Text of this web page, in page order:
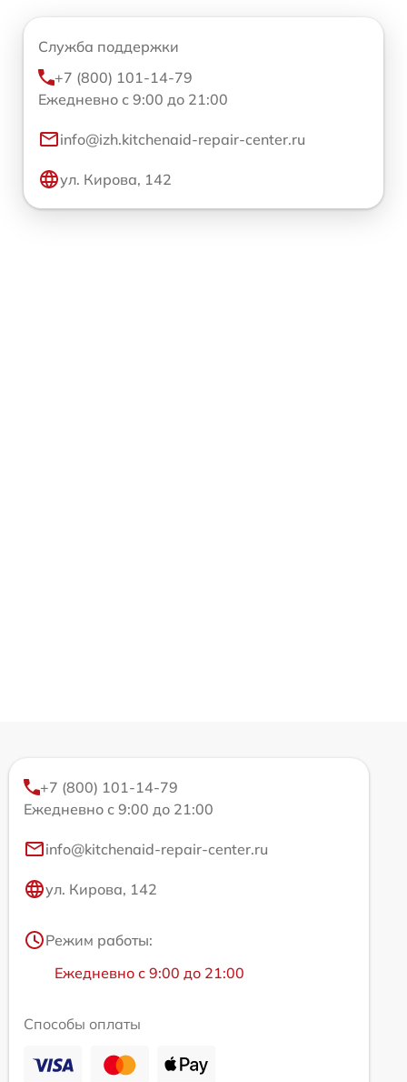
Служба поддержки
+7 (800) 101-14-79
Ежедневно с 9:00 до 21:00
info@izh.kitchenaid-repair-center.ru
ул. Кирова, 142
+7 (800) 101-14-79
Ежедневно с 9:00 до 21:00
info@kitchenaid-repair-center.ru
ул. Кирова, 142
Режим работы:
Ежедневно с 9:00 до 21:00
Способы оплаты